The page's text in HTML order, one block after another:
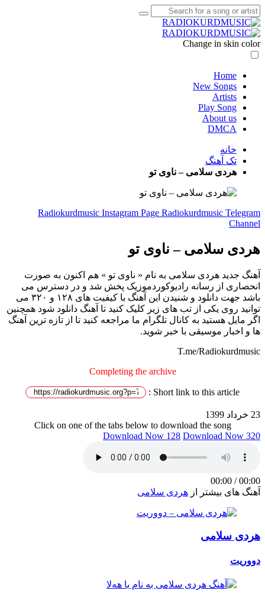
Change in skin color
Home
New Songs
Artists
Play Song
About us
DMCA
خانه
تک آهنگ
هردی سلامی – ناوی تو
Radiokurdmusic Instagram Page Radiokurdmusic Telegram
Channel
هردی سلامی – ناوی تو
آهنگ جدید هردی سلامی به نام « ناوی تو » هم اکنون به صورت
انحصاری از رسانه رادیوکوردموزیک پخش شد و در دسترس می
باشد جهت دانلود و شنیدن این آهنگ با کیفیت های ۱۲۸ و ۳۲۰ می
توانید روی یکی از تب های زیر کلیک کنید تا آهنگ دانلود شود همچنین
اگر مایل هستید به کانال تلگرام ما مراجعه کنید تا از تازه ترین آهنگ
ها و اخبار موسیقی با خبر شوید.
T.me/Radiokurdmusic
Completing the archive
Short link to this article :
23 خرداد 1399
Click on one of the tabs below to download the song
Download Now 128 Download Now 320
00:00
/
00:00
آهنگ های بیشتر از هردی سلامی
هردی سلامی
دووریت